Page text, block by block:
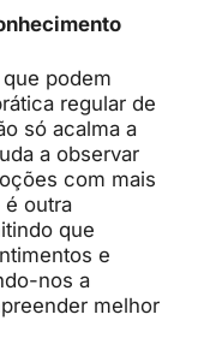
podem
regular de
só acalma a
a observar
com mais
é outra
que
e
nos a
melhor